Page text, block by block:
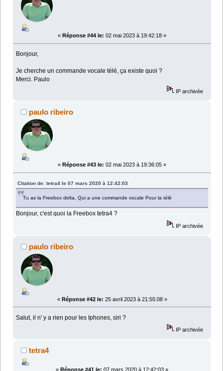
« Réponse #44 le: 02 mai 2023 à 19:42:18 »
Bonjour,
Je cherche un commande vocale télé, ça existe quoi ?
Merci. Paulo
IP archivée
paulo ribeiro
« Réponse #43 le: 02 mai 2023 à 19:36:05 »
Citation de: tetra4 le 07 mars 2020 à 12:42:03
Tu as la Freebox delta, Qui a une commande vocale Pour la télé
Bonjour, c'est quoi la Freebox tetra4 ?
IP archivée
paulo ribeiro
« Réponse #42 le: 25 avril 2023 à 21:55:08 »
Salut, il n' y a rien pour les Iphones, siri ?
IP archivée
tetra4
« Réponse #41 le: 07 mars 2020 à 12:42:03 »